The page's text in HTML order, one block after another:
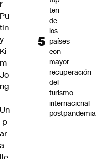
r
Pu
tin
y
Ki
m
Jo
ng
-
Un
p
ar
a
ten
de
los
países
con
mayor
recuperación
del
turismo
internacional
postpandemia